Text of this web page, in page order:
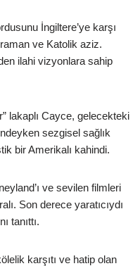
İngiltere’ye karşı
ve Katolik aziz.
ilahi vizyonlara sahip
lakaplı Cayce, gelecekteki
sezgisel sağlık
bir Amerikalı kahindi.
ve sevilen filmleri
Son derece yaratıcıydı
tanıttı.
karşıtı ve hatip olan